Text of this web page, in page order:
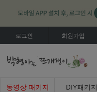
로그인 회원가입
동영상 패키지 DIY패키지